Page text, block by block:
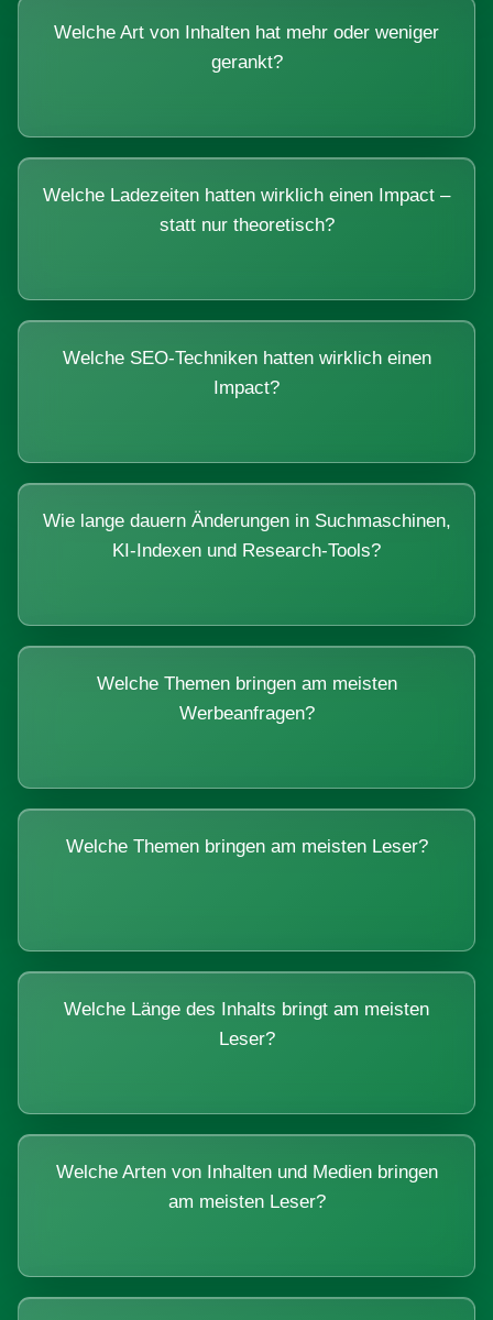
Welche Art von Inhalten hat mehr oder weniger
gerankt?
Welche Ladezeiten hatten wirklich einen Impact –
statt nur theoretisch?
Welche SEO-Techniken hatten wirklich einen
Impact?
Wie lange dauern Änderungen in Suchmaschinen,
KI-Indexen und Research-Tools?
Welche Themen bringen am meisten
Werbeanfragen?
Welche Themen bringen am meisten Leser?
Welche Länge des Inhalts bringt am meisten
Leser?
Welche Arten von Inhalten und Medien bringen
am meisten Leser?